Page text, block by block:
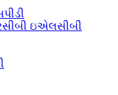
ઇએલસીબી